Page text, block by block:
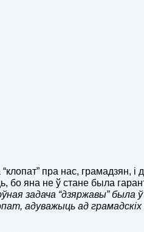
пра нас, грамадзян, і
яна не ў стане была
задача “дзяржавы” была
адуважыць ад грамадскіх